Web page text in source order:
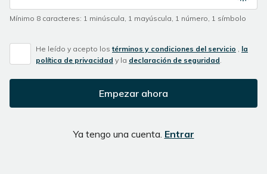
Mínimo 8 caracteres: 1 minúscula, 1 mayúscula, 1 número, 1 símbolo
He leído y acepto lostérminos y condiciones del servicio , la
política de privacidad y la declaración de seguridad.
Empezar ahora
Ya tengo una cuenta. Entrar